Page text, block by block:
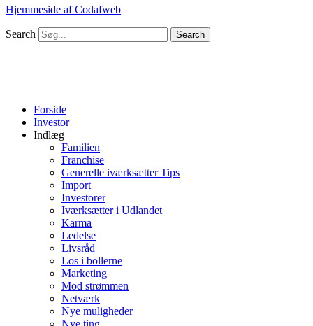
Hjemmeside af Codafweb
Search Search
Forside
Investor
Indlæg
Familien
Franchise
Generelle iværksætter Tips
Import
Investorer
Iværksætter i Udlandet
Karma
Ledelse
Livsråd
Los i bollerne
Marketing
Mod strømmen
Netværk
Nye muligheder
Nye ting